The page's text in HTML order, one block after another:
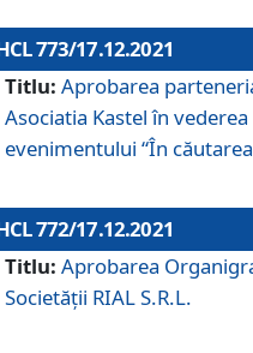
773/17.12.2021
Titlu: Aprobarea
Asociatia Kastel în
evenimentului “În
772/17.12.2021
Titlu: Aprobarea
Societăţii RIAL S.R.L.